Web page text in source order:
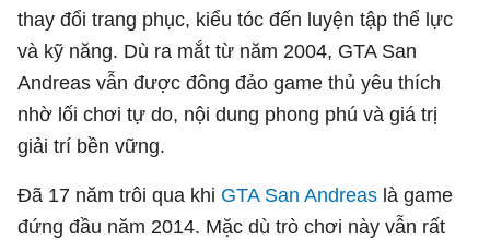
thay đổi trang phục, kiểu tóc đến luyện tập thể lực
và kỹ năng. Dù ra mắt từ năm 2004, GTA San
Andreas vẫn được đông đảo game thủ yêu thích
nhờ lối chơi tự do, nội dung phong phú và giá trị
giải trí bền vững.
Đã 17 năm trôi qua khi GTA San Andreas là game
đứng đầu năm 2014. Mặc dù trò chơi này vẫn rất